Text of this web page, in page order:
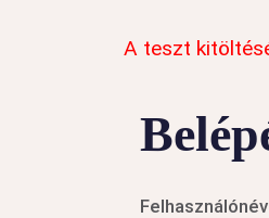
A teszt